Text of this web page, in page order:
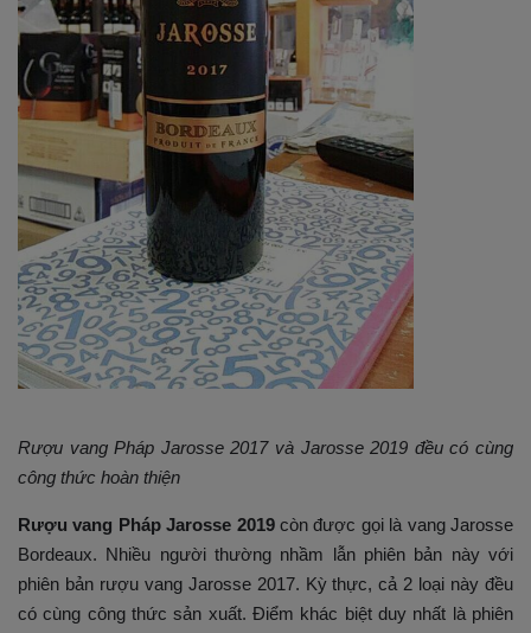
Rượu vang Pháp Jarosse 2017 và Jarosse 2019 đều có cùng
công thức hoàn thiện
Rượu vang Pháp Jarosse 2019 còn được gọi là vang Jarosse
Bordeaux. Nhiều người thường nhầm lẫn phiên bản này với
phiên bản rượu vang Jarosse 2017. Kỳ thực, cả 2 loại này đều
có cùng công thức sản xuất. Điểm khác biệt duy nhất là phiên